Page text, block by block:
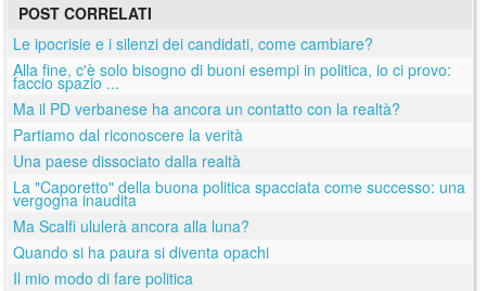
POST CORRELATI
Le ipocrisie e i silenzi dei candidati, come cambiare?
Alla fine, c'è solo bisogno di buoni esempi in politica, io ci provo:
faccio spazio ...
Ma il PD verbanese ha ancora un contatto con la realtà?
Partiamo dal riconoscere la verità
Una paese dissociato dalla realtà
La "Caporetto" della buona politica spacciata come successo: una
vergogna inaudita
Ma Scalfi ululerà ancora alla luna?
Quando si ha paura si diventa opachi
Il mio modo di fare politica